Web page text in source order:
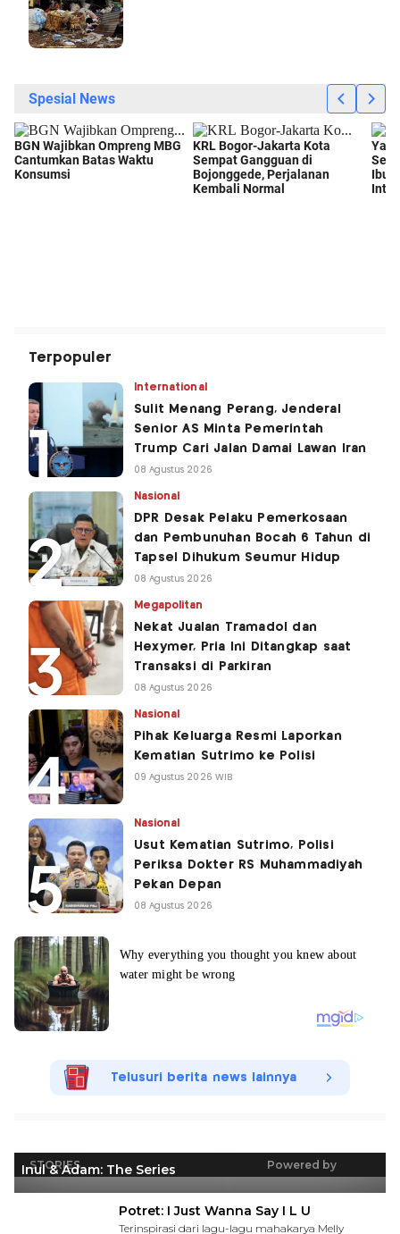
Terpopuler
International
Sulit Menang Perang, Jenderal
Senior AS Minta Pemerintah
Trump Cari Jalan Damai Lawan Iran
08 Agustus 2026
Nasional
DPR Desak Pelaku Pemerkosaan
dan Pembunuhan Bocah 6 Tahun di
Tapsel Dihukum Seumur Hidup
08 Agustus 2026
Megapolitan
Nekat Jualan Tramadol dan
Hexymer, Pria Ini Ditangkap saat
Transaksi di Parkiran
08 Agustus 2026
Nasional
Pihak Keluarga Resmi Laporkan
Kematian Sutrimo ke Polisi
09 Agustus 2026 WIB
Nasional
Usut Kematian Sutrimo, Polisi
Periksa Dokter RS Muhammadiyah
Pekan Depan
08 Agustus 2026
Telusuri berita news lainnya